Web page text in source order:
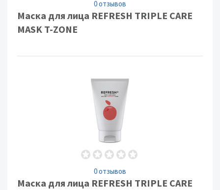
0 отзывов
Маска для лица REFRESH TRIPLE CARE
MASK T-ZONE
0 отзывов
Маска для лица REFRESH TRIPLE CARE